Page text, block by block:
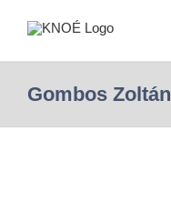
Gombos Zoltán